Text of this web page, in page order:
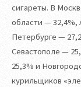
сигареты. В
области — 32,4%,
Петербурге —
Севастополе —
25,3% и
курильщиков